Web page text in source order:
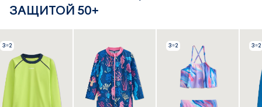
ЗАЩИТОЙ 50+
3=2 3=2 3=2